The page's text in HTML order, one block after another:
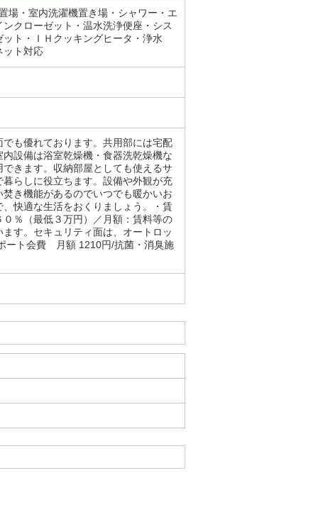
場・室内洗濯機置き場・シャワー・エ
クローゼット・温水洗浄便座・シス
ト・ＩＨクッキングヒータ・浄水
ット対応
も優れております。共用部には宅配
設備は浴室乾燥機・食器洗乾燥機な
きます。収納部屋としても使えるサ
らしに役立ちます。設備や外観が充
き機能があるのでいつでも暖かいお
快適な生活をおくりましょう。・賃
％（最低３万円）／月額：賃料等の
す。セキュリティ面は、オートロッ
ート会費 月額 1210円/抗菌・消臭施